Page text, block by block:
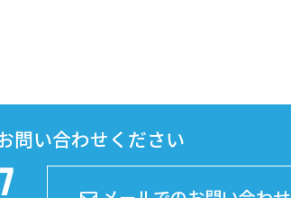
問い合わせください